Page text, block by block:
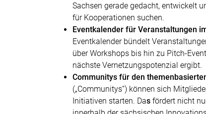
Sachsen gerade gedacht, entwickelt
für Kooperationen suchen.
Eventkalender für Veranstaltungen
Eventkalender bündelt
über Workshops bis hin zu Pitch-
nächste Vernetzungspotenzial ergibt.
Communitys für den
(„Communitys“) können sich
Initiativen starten. Das fördert nicht